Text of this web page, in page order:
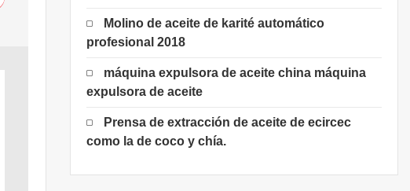
Molino de aceite de karité automático
profesional 2018
máquina expulsora de aceite china máquina
expulsora de aceite
Prensa de extracción de aceite de ecircec
como la de coco y chía.